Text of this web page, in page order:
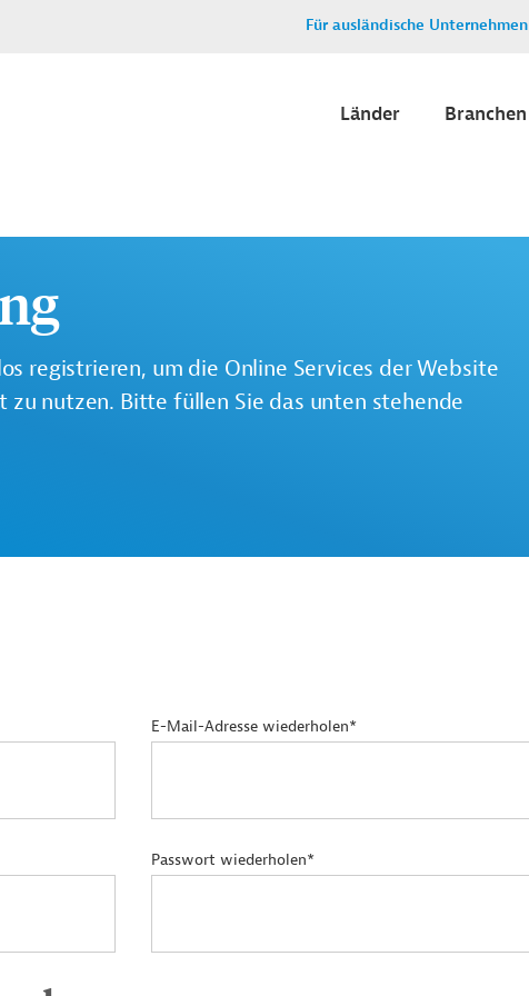
Für ausländische Unternehmen
Länder Branchen
registrieren, um die Online Services der Website
zu nutzen. Bitte füllen Sie das unten stehende
E-Mail-Adresse wiederholen*
Passwort wiederholen*